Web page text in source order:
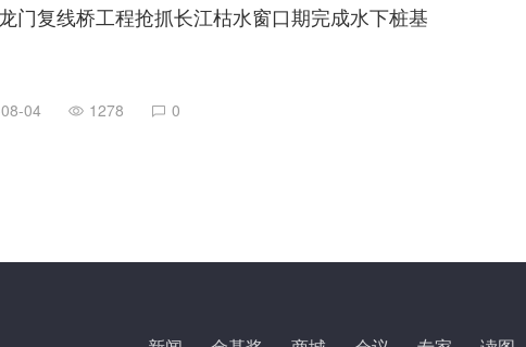
门复线桥工程抢抓长江枯水窗口期完成水下桩基
04 1278 0